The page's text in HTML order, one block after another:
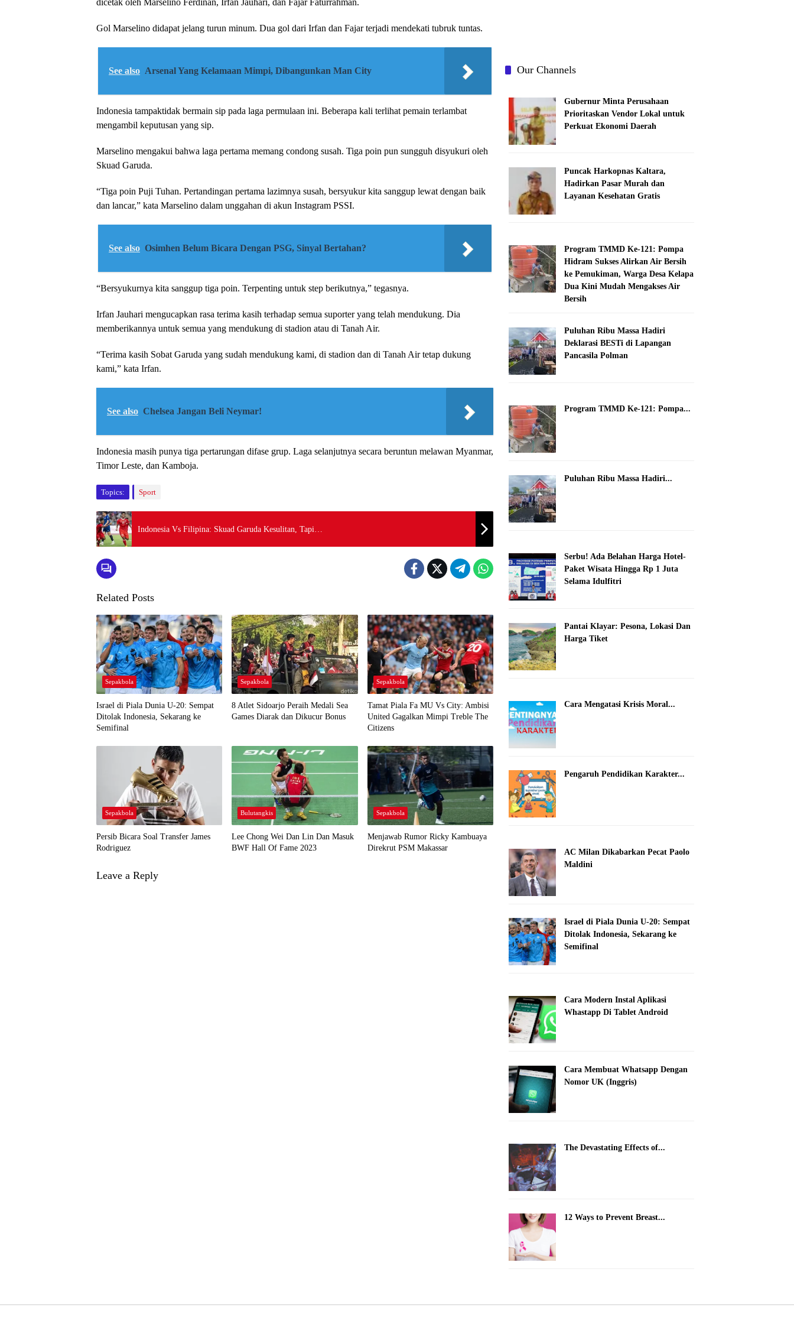
dicetak oleh Marselino Ferdinan, Irfan Jauhari, dan Fajar Faturrahman.
Gol Marselino didapat jelang turun minum. Dua gol dari Irfan dan Fajar terjadi mendekati tubruk tuntas.
See also Arsenal Yang Kelamaan Mimpi, Dibangunkan Man City
Indonesia tampaktidak bermain sip pada laga permulaan ini. Beberapa kali terlihat pemain terlambat
mengambil keputusan yang sip.
Marselino mengakui bahwa laga pertama memang condong susah. Tiga poin pun sungguh disyukuri oleh
Skuad Garuda.
“Tiga poin Puji Tuhan. Pertandingan pertama lazimnya susah, bersyukur kita sanggup lewat dengan baik
dan lancar,” kata Marselino dalam unggahan di akun Instagram PSSI.
See also Osimhen Belum Bicara Dengan PSG, Sinyal Bertahan?
“Bersyukurnya kita sanggup tiga poin. Terpenting untuk step berikutnya,” tegasnya.
Irfan Jauhari mengucapkan rasa terima kasih terhadap semua suporter yang telah mendukung. Dia
memberikannya untuk semua yang mendukung di stadion atau di Tanah Air.
“Terima kasih Sobat Garuda yang sudah mendukung kami, di stadion dan di Tanah Air tetap dukung
kami,” kata Irfan.
See also Chelsea Jangan Beli Neymar!
Indonesia masih punya tiga pertarungan difase grup. Laga selanjutnya secara beruntun melawan Myanmar,
Timor Leste, dan Kamboja.
Topics: Sport
Indonesia Vs Filipina: Skuad Garuda Kesulitan, Tapi…
Related Posts
Sepakbola
Israel di Piala Dunia U-20: Sempat
Ditolak Indonesia, Sekarang ke
Semifinal
Sepakbola
8 Atlet Sidoarjo Peraih Medali Sea
Games Diarak dan Dikucur Bonus
Sepakbola
Tamat Piala Fa MU Vs City: Ambisi
United Gagalkan Mimpi Treble The
Citizens
Sepakbola
Persib Bicara Soal Transfer James
Rodriguez
Bulutangkis
Lee Chong Wei Dan Lin Dan Masuk
BWF Hall Of Fame 2023
Sepakbola
Menjawab Rumor Ricky Kambuaya
Direkrut PSM Makassar
Leave a Reply
Our Channels
Gubernur Minta Perusahaan
Prioritaskan Vendor Lokal untuk
Perkuat Ekonomi Daerah
Puncak Harkopnas Kaltara,
Hadirkan Pasar Murah dan
Layanan Kesehatan Gratis
Program TMMD Ke-121: Pompa
Hidram Sukses Alirkan Air Bersih
ke Pemukiman, Warga Desa Kelapa
Dua Kini Mudah Mengakses Air
Bersih
Puluhan Ribu Massa Hadiri
Deklarasi BESTi di Lapangan
Pancasila Polman
Program TMMD Ke-121: Pompa...
Puluhan Ribu Massa Hadiri...
Serbu! Ada Belahan Harga Hotel-
Paket Wisata Hingga Rp 1 Juta
Selama Idulfitri
Pantai Klayar: Pesona, Lokasi Dan
Harga Tiket
Cara Mengatasi Krisis Moral...
Pengaruh Pendidikan Karakter...
AC Milan Dikabarkan Pecat Paolo
Maldini
Israel di Piala Dunia U-20: Sempat
Ditolak Indonesia, Sekarang ke
Semifinal
Cara Modern Instal Aplikasi
Whastapp Di Tablet Android
Cara Membuat Whatsapp Dengan
Nomor UK (Inggris)
The Devastating Effects of...
12 Ways to Prevent Breast...